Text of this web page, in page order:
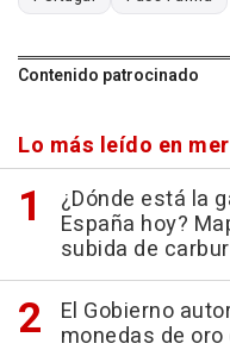
Contenido patrocinado
Lo más leído en
¿Dónde está la
España hoy?
subida de
El Gobierno
monedas de